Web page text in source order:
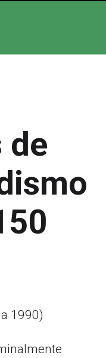
de
1990)